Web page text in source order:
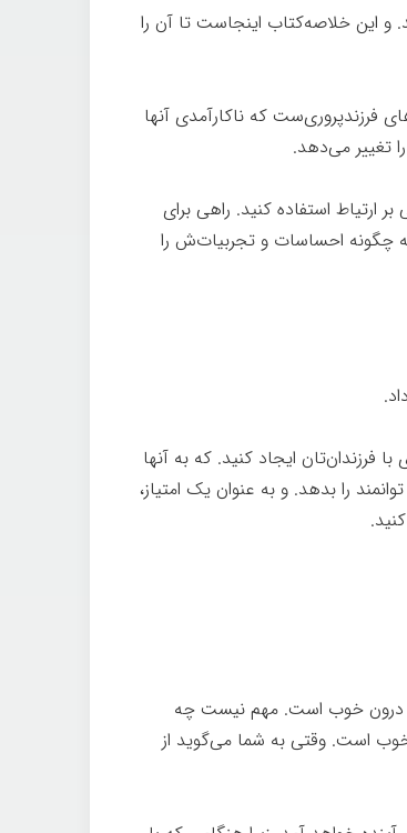
و این خلاصه‌کتاب اینجاست تا آن را
فرزندپروری‌ست که ناکارآمدی آنها
تغییر می‌دهد.
ارتیاط استفاده کنید. راهی برای
چگونه احساسات و تجربیات‌ش را
فرزندان‌تان ایجاد کنید. که به آنها
را بدهد. و به عنوان یک امتیاز،
از درون خوب است. مهم نیست چه
است. وقتی به شما می‌گوید از